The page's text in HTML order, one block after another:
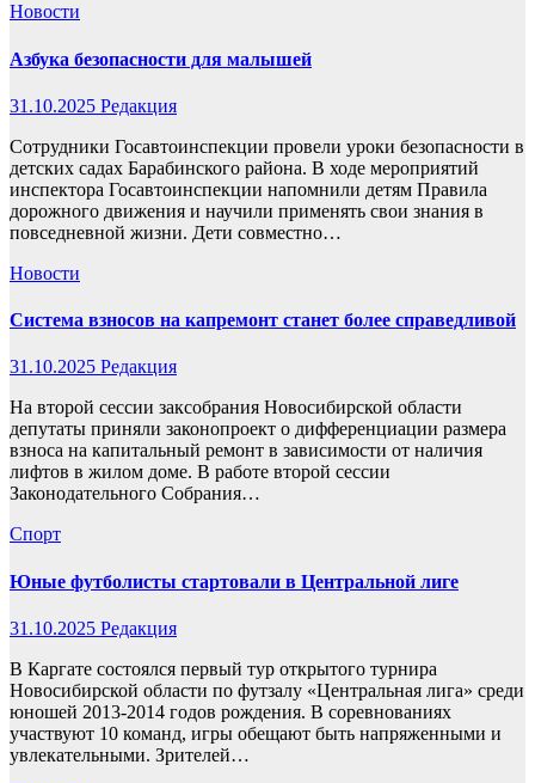
Новости
Азбука безопасности для малышей
31.10.2025 Редакция
Сотрудники Госавтоинспекции провели уроки безопасности в
детских садах Барабинского района. В ходе мероприятий
инспектора Госавтоинспекции напомнили детям Правила
дорожного движения и научили применять свои знания в
повседневной жизни. Дети совместно…
Новости
Система взносов на капремонт станет более справедливой
31.10.2025 Редакция
На второй сессии заксобрания Новосибирской области
депутаты приняли законопроект о дифференциации размера
взноса на капитальный ремонт в зависимости от наличия
лифтов в жилом доме. В работе второй сессии
Законодательного Собрания…
Спорт
Юные футболисты стартовали в Центральной лиге
31.10.2025 Редакция
В Каргате состоялся первый тур открытого турнира
Новосибирской области по футзалу «Центральная лига» среди
юношей 2013-2014 годов рождения. В соревнованиях
участвуют 10 команд, игры обещают быть напряженными и
увлекательными. Зрителей…